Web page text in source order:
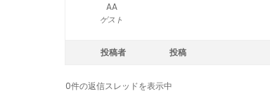
AA
ゲスト
投稿者 投稿
0件の返信スレッドを表示中